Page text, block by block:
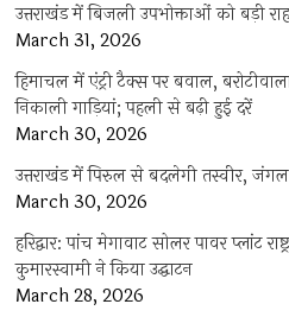
उत्तराखंड में बिजली उपभोक्ताओं को बड़ी
March 31, 2026
हिमाचल में एंट्री टैक्स पर बवाल,
निकाली गाड़ियां; पहली से बढ़ी हुई दरें
March 30, 2026
उत्तराखंड में पिरुल से बदलेगी तस्वीर,
March 30, 2026
हरिद्वार: पांच मेगावाट सोलर पावर प्लांट
कुमारस्वामी ने किया उद्घाटन
March 28, 2026